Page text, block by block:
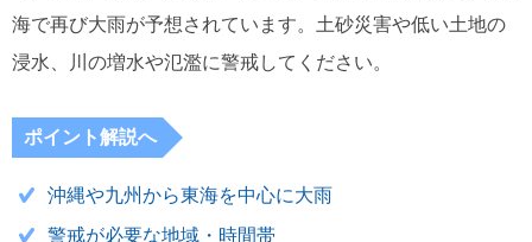
海で再び大雨が予想されています。土砂災害や低い土地の
浸水、川の増水や氾濫に警戒してください。
ポイント解説へ
沖縄や九州から東海を中心に大雨
警戒が必要な地域・時間帯